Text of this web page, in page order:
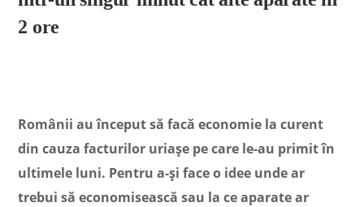
2 ore
Românii au început să facă economie la curent
din cauza facturilor uriașe pe care le-au primit în
ultimele luni. Pentru a-și face o idee unde ar
trebui să economisească sau la ce aparate ar